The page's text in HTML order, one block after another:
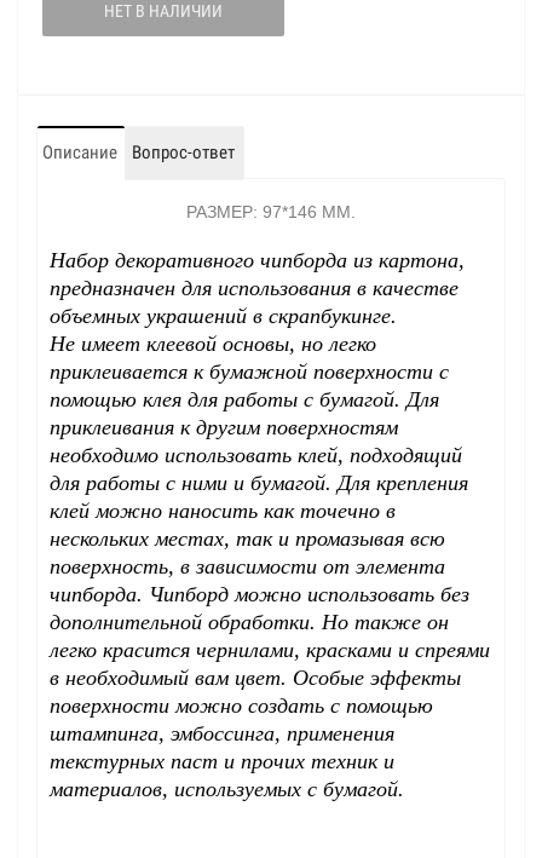
НЕТ В НАЛИЧИИ
Описание Вопрос-ответ
РАЗМЕР: 97*146 ММ.
Набор декоративного чипборда из картона,
предназначен для использования в качестве
объемных украшений в скрапбукинге.
Не имеет клеевой основы, но легко
приклеивается к бумажной поверхности с
помощью клея для работы с бумагой. Для
приклеивания к другим поверхностям
необходимо использовать клей, подходящий
для работы с ними и бумагой. Для крепления
клей можно наносить как точечно в
нескольких местах, так и промазывая всю
поверхность, в зависимости от элемента
чипборда. Чипборд можно использовать без
дополнительной обработки. Но также он
легко красится чернилами, красками и спреями
в необходимый вам цвет. Особые эффекты
поверхности можно создать с помощью
штампинга, эмбоссинга, применения
текстурных паст и прочих техник и
материалов, используемых с бумагой.